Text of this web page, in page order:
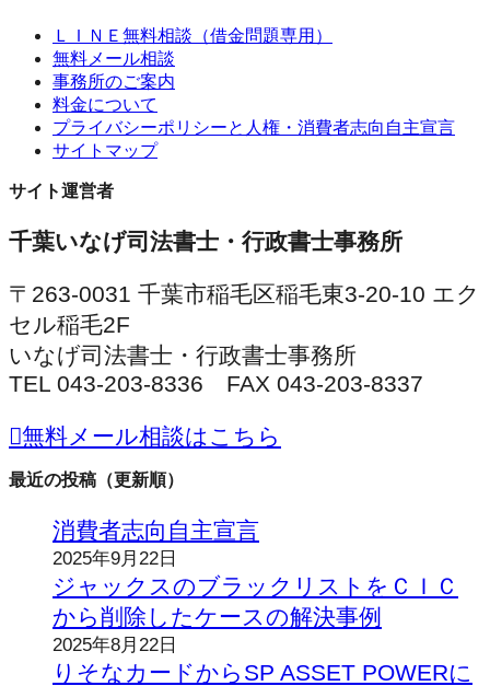
ＬＩＮＥ無料相談（借金問題専用）
無料メール相談
事務所のご案内
料金について
プライバシーポリシーと人権・消費者志向自主宣言
サイトマップ
サイト運営者
千葉いなげ司法書士・行政書士事務所
〒263-0031 千葉市稲毛区稲毛東3-20-10 エク
セル稲毛2F
いなげ司法書士・行政書士事務所
TEL 043-203-8336 FAX 043-203-8337
無料メール相談はこちら
最近の投稿（更新順）
消費者志向自主宣言
2025年9月22日
ジャックスのブラックリストをＣＩＣ
から削除したケースの解決事例
2025年8月22日
りそなカードからSP ASSET POWERに